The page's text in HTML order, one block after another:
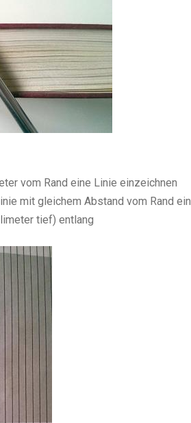
vom Rand eine Linie einzeichnen
mit gleichem Abstand vom Rand ein
tief) entlang